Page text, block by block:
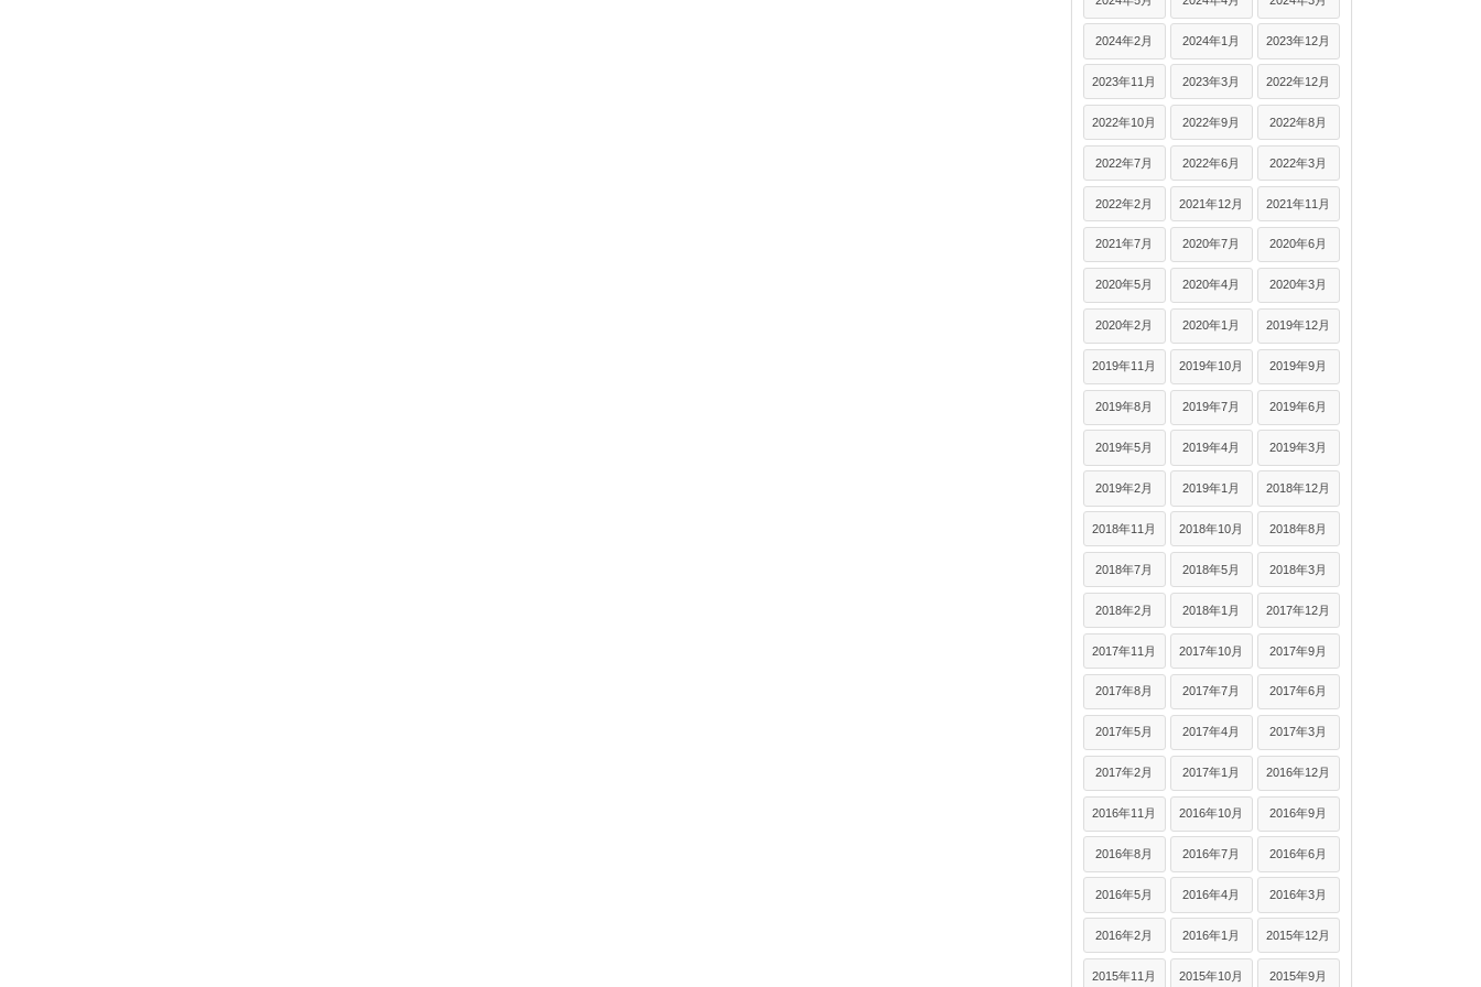
2024年2月 2024年1月 2023年12月
2023年11月 2023年3月 2022年12月
2022年10月 2022年9月 2022年8月
2022年7月 2022年6月 2022年3月
2022年2月 2021年12月 2021年11月
2021年7月 2020年7月 2020年6月
2020年5月 2020年4月 2020年3月
2020年2月 2020年1月 2019年12月
2019年11月 2019年10月 2019年9月
2019年8月 2019年7月 2019年6月
2019年5月 2019年4月 2019年3月
2019年2月 2019年1月 2018年12月
2018年11月 2018年10月 2018年8月
2018年7月 2018年5月 2018年3月
2018年2月 2018年1月 2017年12月
2017年11月 2017年10月 2017年9月
2017年8月 2017年7月 2017年6月
2017年5月 2017年4月 2017年3月
2017年2月 2017年1月 2016年12月
2016年11月 2016年10月 2016年9月
2016年8月 2016年7月 2016年6月
2016年5月 2016年4月 2016年3月
2016年2月 2016年1月 2015年12月
2015年11月 2015年10月 2015年9月